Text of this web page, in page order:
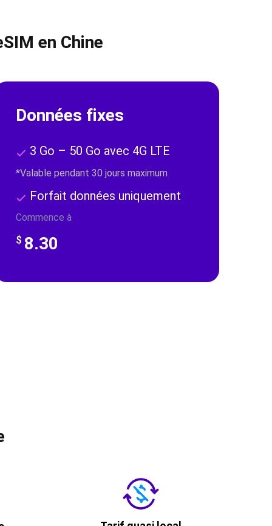
en Chine
Données fixes
3 Go – 50 Go avec 4G LTE
*Valable pendant 30 jours maximum
Forfait données uniquement
Commence à
$ 8.30